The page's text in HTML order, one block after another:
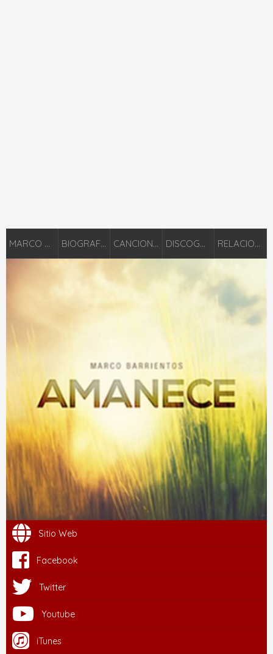
MARCO BARRIENTOS BIOGRAFÍA CANCIONES DISCOGRAFÍA RELACIONADOS
Sitio Web
Facebook
Twitter
Youtube
iTunes